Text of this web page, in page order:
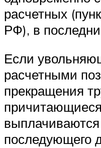
расчетных
РФ), в
Если
расчетными
прекращения
последующего